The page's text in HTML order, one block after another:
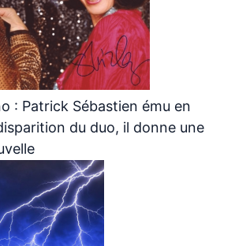
: Patrick Sébastien ému en
du duo, il donne une